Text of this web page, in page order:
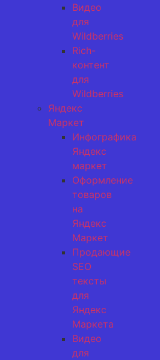
Видео
для
Wildberries
Rich-
контент
для
Wildberries
Яндекс
Маркет
Инфографика
Яндекс
маркет
Оформление
товаров
на
Яндекс
Маркет
Продающие
SEO
тексты
для
Яндекс
Маркета
Видео
для